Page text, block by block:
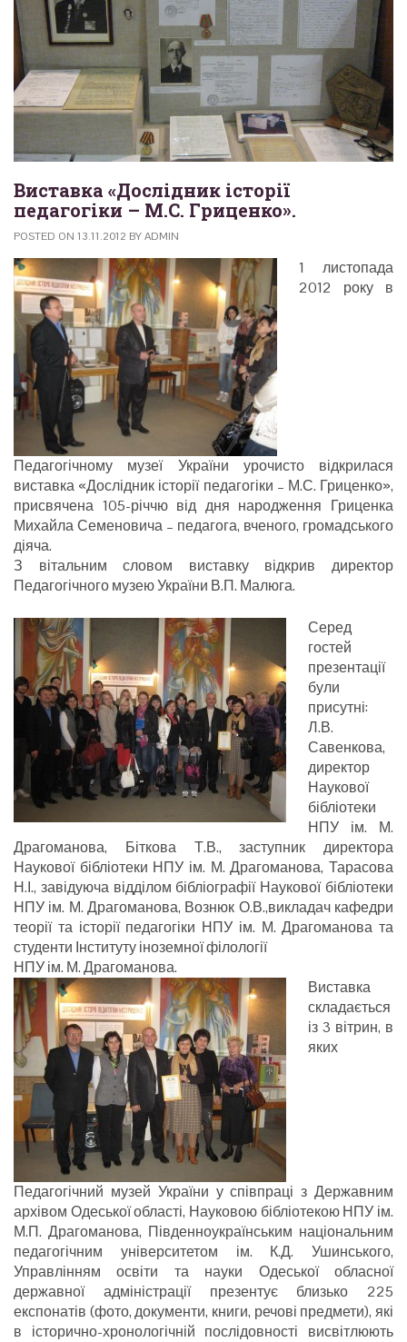
Виставка «Дослідник історії
педагогіки – М.С. Гриценко».
POSTED ON 13.11.2012 BYADMIN
1 листопада
2012 року в
Педагогічному музеї України урочисто відкрилася
виставка «Дослідник історії педагогіки – М.С. Гриценко»,
присвячена 105-річчю від дня народження Гриценка
Михайла Семеновича – педагога, вченого, громадського
діяча.
З вітальним словом виставку відкрив директор
Педагогічного музею України В.П. Малюга.
Серед
гостей
презентації
були
присутні:
Л.В.
Савенкова,
директор
Наукової
бібліотеки
НПУ ім. М.
Драгоманова, Біткова Т.В., заступник директора
Наукової бібліотеки НПУ ім. М. Драгоманова, Тарасова
Н.І., завідуюча відділом бібліографії Наукової бібліотеки
НПУ ім. М. Драгоманова, Вознюк О.В.,викладач кафедри
теорії та історії педагогіки НПУ ім. М. Драгоманова та
студенти Інституту іноземної філології
НПУ ім. М. Драгоманова.
Виставка
складається
із 3 вітрин, в
яких
Педагогічний музей України у співпраці з Державним
архівом Одеської області, Науковою бібліотекою НПУ ім.
М.П. Драгоманова, Південноукраїнським національним
педагогічним університетом ім. К.Д. Ушинського,
Управлінням освіти та науки Одеської обласної
державної адміністрації презентує близько 225
експонатів (фото, документи, книги, речові предмети), які
в історично-хронологічній послідовності висвітлюють